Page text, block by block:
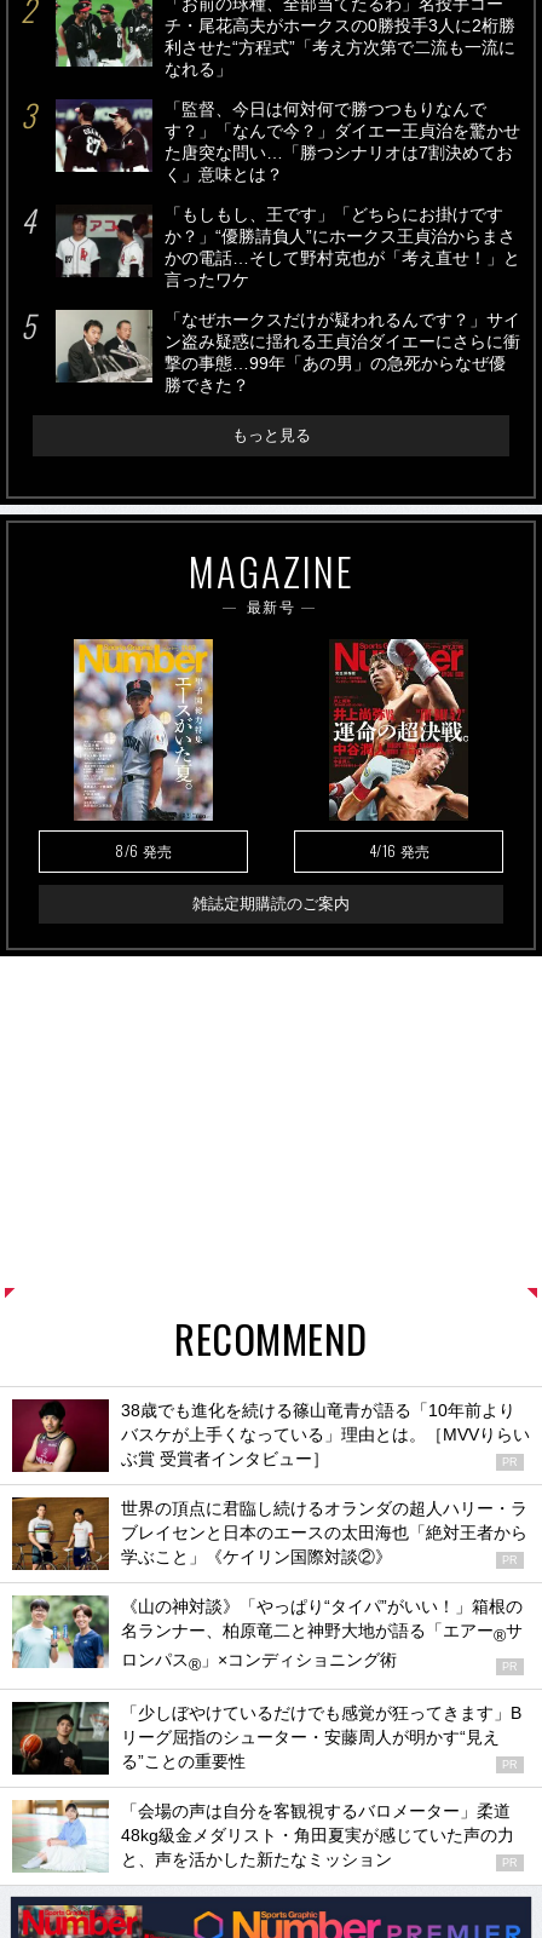
「お前の球種、全部当てたるわ」名投手コー
チ・尾花高夫がホークスの0勝投手3人に2桁勝
利させた“方程式”「考え方次第で二流も一流に
なれる」
「監督、今日は何対何で勝つつもりなんで
す？」「なんで今？」ダイエー王貞治を驚かせ
た唐突な問い…「勝つシナリオは7割決めてお
く」意味とは？
「もしもし、王です」「どちらにお掛けです
か？」“優勝請負人”にホークス王貞治からまさ
かの電話…そして野村克也が「考え直せ！」と
言ったワケ
「なぜホークスだけが疑われるんです？」サイ
ン盗み疑惑に揺れる王貞治ダイエーにさらに衝
撃の事態…99年「あの男」の急死からなぜ優
勝できた？
もっと見る
MAGAZINE
最新号
8/6 発売 4/16 発売
雑誌定期購読のご案内
RECOMMEND
38歳でも進化を続ける篠山竜青が語る「10年前より
バスケが上手くなっている」理由とは。［MVVりらい
ぶ賞 受賞者インタビュー］
PR
世界の頂点に君臨し続けるオランダの超人ハリー・ラ
ブレイセンと日本のエースの太田海也「絶対王者から
学ぶこと」《ケイリン国際対談②》
PR
《山の神対談》「やっぱり“タイパ”がいい！」箱根の
名ランナー、柏原竜二と神野大地が語る「エアー®サ
ロンパス® 」×コンディショニング術 PR
「少しぼやけているだけでも感覚が狂ってきます」B
リーグ屈指のシューター・安藤周人が明かす“見え
る”ことの重要性
PR
「会場の声は自分を客観視するバロメーター」柔道
48kg級金メダリスト・角田夏実が感じていた声の力
と、声を活かした新たなミッション
PR